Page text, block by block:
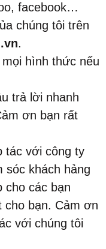
facebook…
chúng tôi trên
.
hình thức nếu
trả lời nhanh
ơn bạn rất
tác với công ty
sóc khách hảng
cho các bạn
cho bạn. Cảm ơn
với chúng tôi